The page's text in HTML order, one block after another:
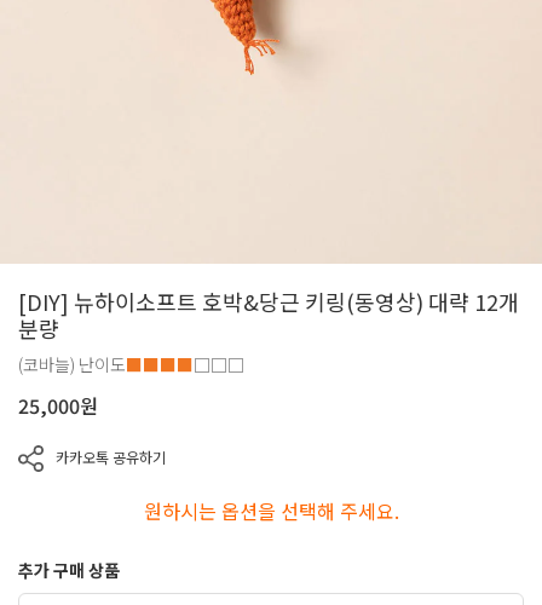
[DIY] 뉴하이소프트 호박&당근 키링(동영상) 대략 12개
분량
(코바늘) 난이도■■■■□□□
25,000원
카카오톡 공유하기
원하시는 옵션을 선택해 주세요.
추가 구매 상품